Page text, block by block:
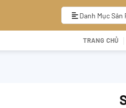
Danh Mục Sản
TRANG CHỦ